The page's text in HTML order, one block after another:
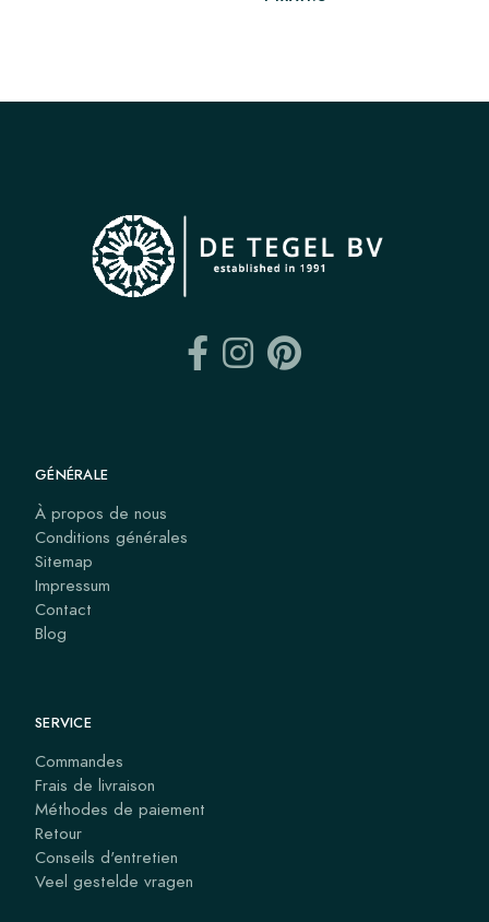
GÉNÉRALE
À propos de nous
Conditions générales
Sitemap
Impressum
Contact
Blog
SERVICE
Commandes
Frais de livraison
Méthodes de paiement
Retour
Conseils d'entretien
Veel gestelde vragen